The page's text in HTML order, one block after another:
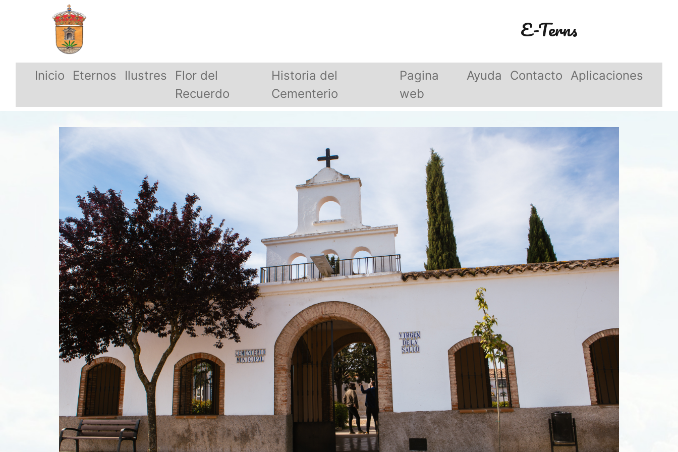
E-Terns
Inicio Eternos Ilustres
Flor del
Recuerdo
Historia del
Cementerio
Pagina
web
Ayuda Contacto Aplicaciones